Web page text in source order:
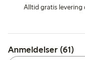
Alltid gratis levering
Anmeldelser (61)